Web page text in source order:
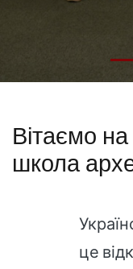
Вітаємо на
школа
це